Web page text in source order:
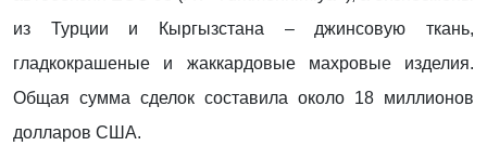
из Турции и Кыргызстана – джинсовую ткань,
гладкокрашеные и жаккардовые махровые изделия.
Общая сумма сделок составила около 18 миллионов
долларов США.